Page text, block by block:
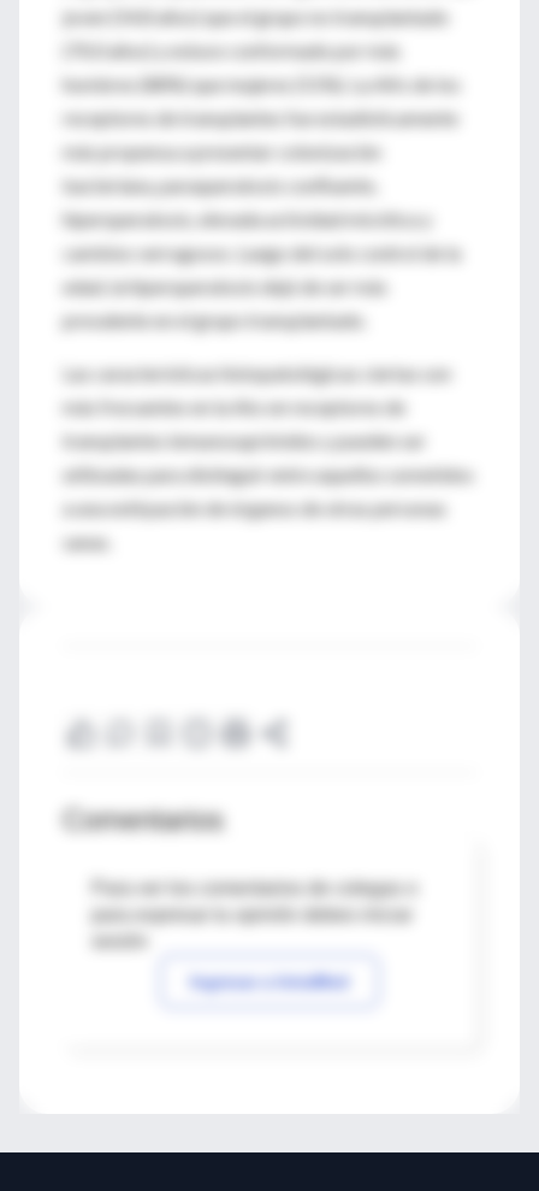
joven (54.8 años) que el grupo no transplantado
(70.0 años) y estuvo conformado por más
hombres (88%) que mujeres (51%). La AKs de los
receptores de transplantes fue estadísticamente
más propensa a presentar colonización
bacteriana, paraqueratosis confluente,
hiperqueratosis, elevada actividad micótica y
cambios verrugosos. Luego del solo control de la
edad, la hiperqueratosis dejó de ser más
prevalente en el grupo transplantado.
Las características histopatológicas ciertas son
más frecuentes en la Aks en receptores de
transplantes inmunosuprimidos y pueden ser
utilizadas para distinguir entre aquellos sometidos
a una extirpación de órganos de otras personas
sanas.
Comentarios
Para ver los comentarios de colegas o
Ingresar a IntraMed